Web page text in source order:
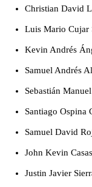
Christian David
Luis Mario Cujar
Kevin Andrés
Samuel Andrés
Sebastián
Santiago Ospina
Samuel David
John Kevin
Justin Javier